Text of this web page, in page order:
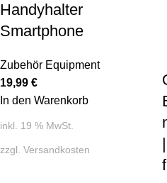
Handyhalter
Smartphone
Zubehör Equipment
19,99 €
In den Warenkorb
inkl. 19 % MwSt.
zzgl. Versandkosten